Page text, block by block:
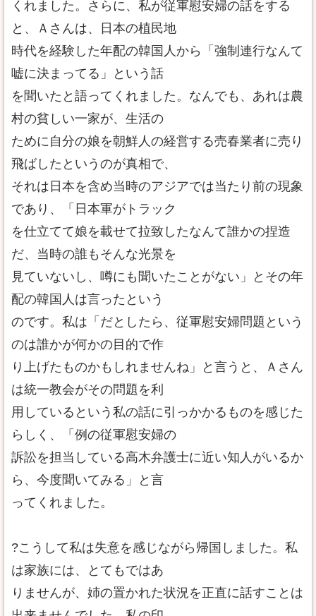
くれました。さらに、私が従軍慰安婦の話をする
と、Ａさんは、日本の植民地
時代を経験した年配の韓国人から「強制連行なんて
嘘に決まってる」という話
を聞いたと語ってくれました。なんでも、あれは農
村の貧しい一家が、生活の
ために自分の娘を朝鮮人の経営する売春業者に売り
飛ばしたというのが真相で、
それは日本を含め当時のアジアでは当たり前の現象
であり、「日本軍がトラック
を仕立てて娘を載せて拉致したなんて誰かの捏造
だ、当時の誰もそんな光景を
見ていないし、噂にも聞いたことがない」とその年
配の韓国人は言ったという
のです。私は「だとしたら、従軍慰安婦問題という
のは誰かが何かの目的で作
り上げたものかもしれませんね」と言うと、Ａさん
は統一教会がその問題を利
用しているという私の話に引っかかるものを感じた
らしく、「例の従軍慰安婦の
訴訟を担当している高木弁護士に近い知人がいるか
ら、今度聞いてみる」と言
ってくれました。
?こうして私は失意を感じながら帰国しました。私
は家族には、とてもではあ
りませんが、姉の置かれた状況を正直に話すことは